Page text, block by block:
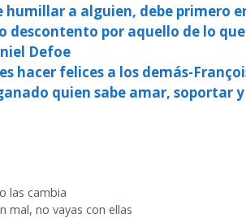
humillar a alguien, debe primero
descontento por aquello de lo
Defoe
hacer felices a los demás-
quien sabe amar,
las cambia
mal, no vayas con ellas